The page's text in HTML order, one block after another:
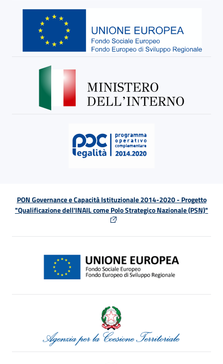
PON Governance e Capacità Istituzionale 2014-2020 - Progetto
"Qualificazione dell'INAIL come Polo Strategico Nazionale (PSN)"